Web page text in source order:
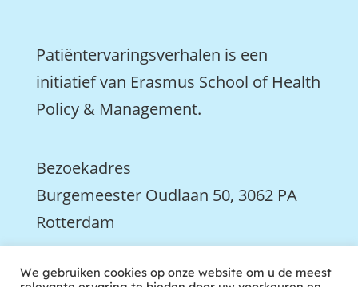
Patiëntervaringsverhalen is een
initiatief van Erasmus School of Health
Policy & Management.
Bezoekadres
Burgemeester Oudlaan 50, 3062 PA
Rotterdam
We zijn ook actief op LinkedIn
We gebruiken cookies op onze website om u de meest